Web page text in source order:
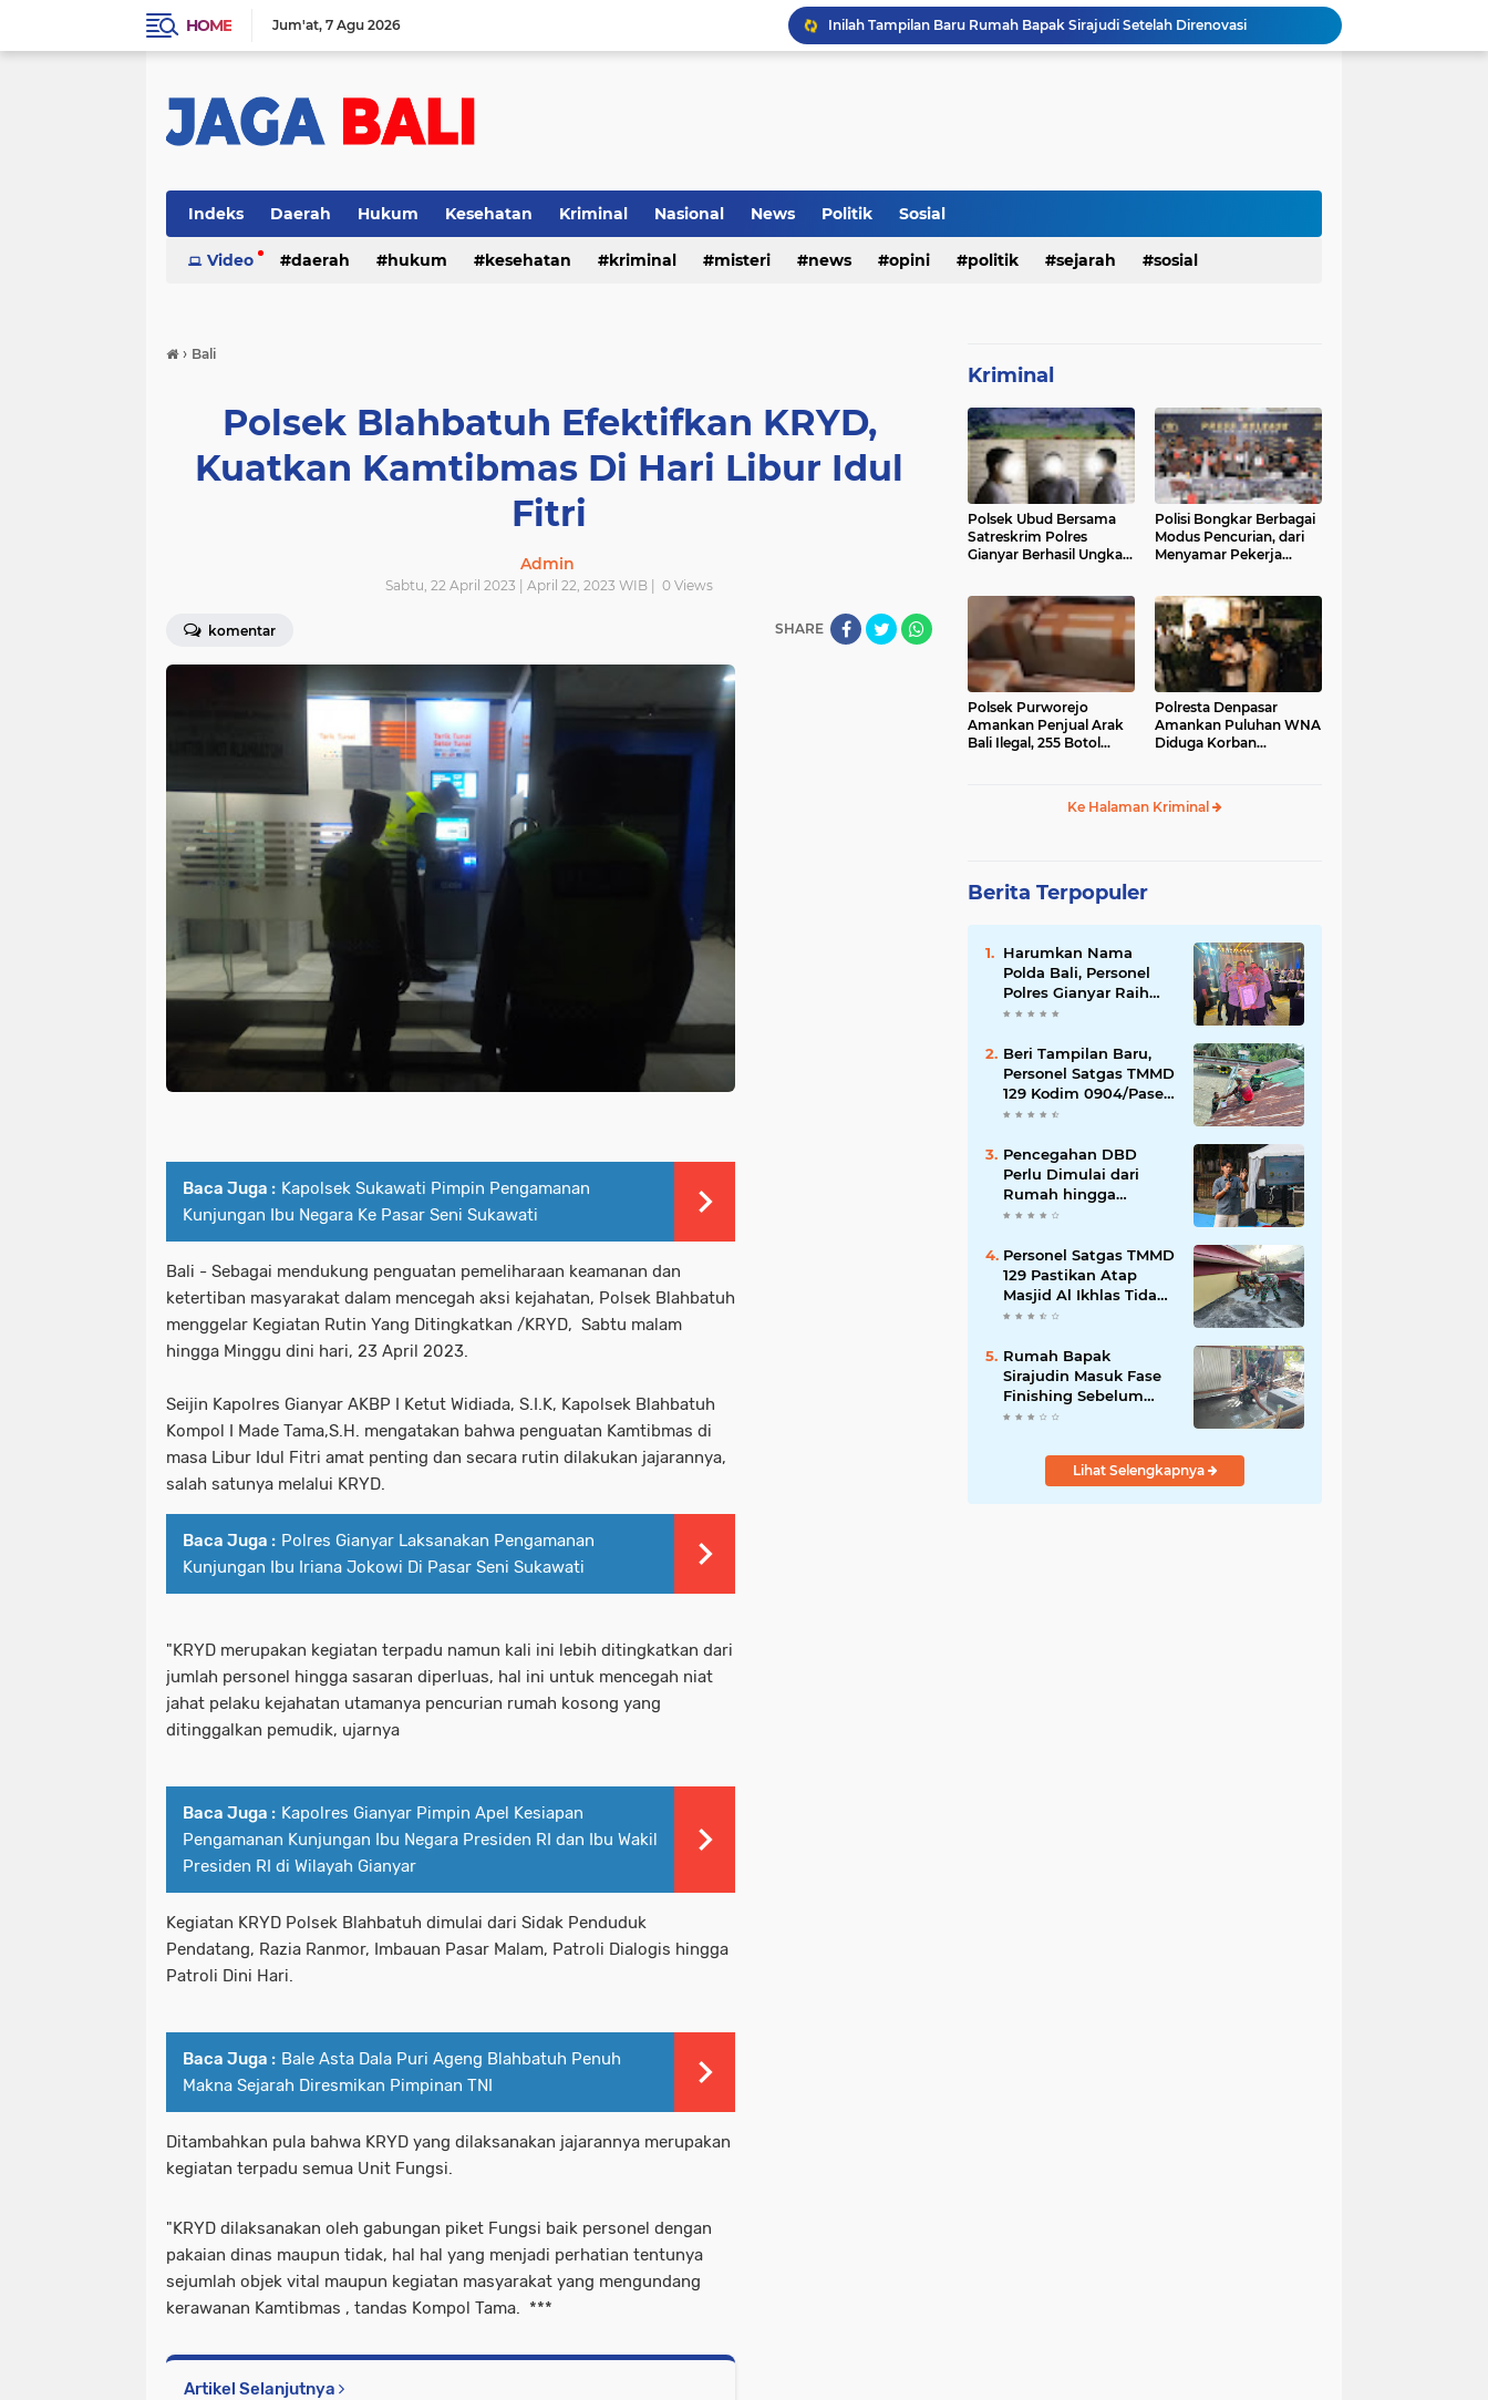
HOME Jum'at 7 Agu 2026
Inilah Tampilan Baru Rumah Bapak Sirajudi Setelah Direnovasi
Personel Satgas TMMD 129 Kodim 0904/Paser Bongkar Rumah milik Bapak Harim
Babinsa Hadir di Posyandu Cenderawasih, Wujud Sinergi TNI Dukung Kesehatan Masyarakat
Indeks Daerah Hukum Kesehatan Kriminal Nasional News Politik Sosial
Video daerah hukum kesehatan kriminal misteri news opini politik sejarah sosial
› Bali
Polsek Blahbatuh Efektifkan KRYD,
Kuatkan Kamtibmas Di Hari Libur Idul
Fitri
Admin
Sabtu, 22 April 2023 | April 22, 2023 WIB | 0 Views
komentar SHARE
Baca Juga : Kapolsek Sukawati Pimpin Pengamanan
Kunjungan Ibu Negara Ke Pasar Seni Sukawati
Bali - Sebagai mendukung penguatan pemeliharaan keamanan dan
ketertiban masyarakat dalam mencegah aksi kejahatan, Polsek Blahbatuh
menggelar Kegiatan Rutin Yang Ditingkatkan /KRYD, Sabtu malam
hingga Minggu dini hari, 23 April 2023.
Seijin Kapolres Gianyar AKBP I Ketut Widiada, S.I.K, Kapolsek Blahbatuh
Kompol I Made Tama,S.H. mengatakan bahwa penguatan Kamtibmas di
masa Libur Idul Fitri amat penting dan secara rutin dilakukan jajarannya,
salah satunya melalui KRYD.
Baca Juga : Polres Gianyar Laksanakan Pengamanan
Kunjungan Ibu Iriana Jokowi Di Pasar Seni Sukawati
"KRYD merupakan kegiatan terpadu namun kali ini lebih ditingkatkan dari
jumlah personel hingga sasaran diperluas, hal ini untuk mencegah niat
jahat pelaku kejahatan utamanya pencurian rumah kosong yang
ditinggalkan pemudik, ujarnya
Baca Juga : Kapolres Gianyar Pimpin Apel Kesiapan
Pengamanan Kunjungan Ibu Negara Presiden RI dan Ibu Wakil
Presiden RI di Wilayah Gianyar
Kegiatan KRYD Polsek Blahbatuh dimulai dari Sidak Penduduk
Pendatang, Razia Ranmor, Imbauan Pasar Malam, Patroli Dialogis hingga
Patroli Dini Hari.
Baca Juga : Bale Asta Dala Puri Ageng Blahbatuh Penuh
Makna Sejarah Diresmikan Pimpinan TNI
Ditambahkan pula bahwa KRYD yang dilaksanakan jajarannya merupakan
kegiatan terpadu semua Unit Fungsi.
"KRYD dilaksanakan oleh gabungan piket Fungsi baik personel dengan
pakaian dinas maupun tidak, hal hal yang menjadi perhatian tentunya
sejumlah objek vital maupun kegiatan masyarakat yang mengundang
kerawanan Kamtibmas , tandas Kompol Tama. ***
Artikel Selanjutnya
Kriminal
Polsek Ubud Bersama
Satreskrim Polres
Gianyar Berhasil Ungkap
Polisi Bongkar Berbagai
Modus Pencurian, dari
Menyamar Pekerja
Polsek Purworejo
Amankan Penjual Arak
Bali Ilegal, 255 Botol
Polresta Denpasar
Amankan Puluhan WNA
Diduga Korban
Ke Halaman Kriminal
Berita Terpopuler
Harumkan Nama
Polda Bali, Personel
Polres Gianyar Raih
Penghargaan
Beri Tampilan Baru,
Personel Satgas TMMD
129 Kodim 0904/Paser
Cat Atap Rumah
Pencegahan DBD
Perlu Dimulai dari
Rumah hingga
Lingkungan Sekolah
Personel Satgas TMMD
129 Pastikan Atap
Masjid Al Ikhlas Tidak
Bocor Lagi
Rumah Bapak
Sirajudin Masuk Fase
Finishing Sebelum
Diserahkan
Lihat Selengkapnya